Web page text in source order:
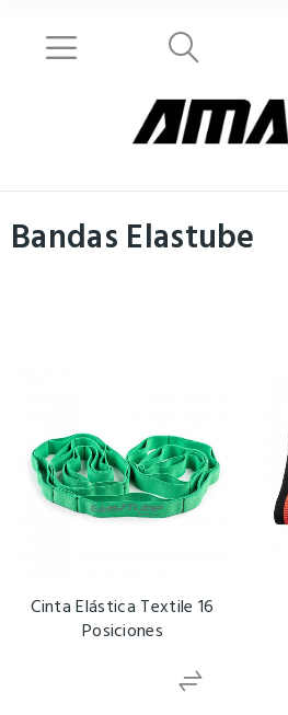
Bandas Elastube
Cinta Elástica Textile 16
Posiciones